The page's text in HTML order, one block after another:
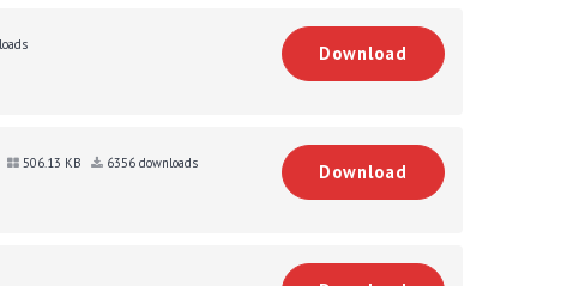
Download
506.13 KB 6356 downloads Download